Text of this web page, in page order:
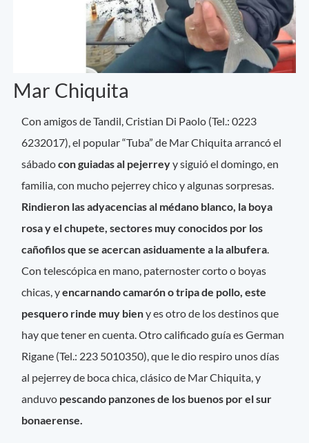
Mar Chiquita
Con amigos de Tandil, Cristian Di Paolo (Tel.: 0223
6232017), el popular “Tuba” de Mar Chiquita arrancó el
sábadocon guiadas al pejerreyy siguió el domingo, en
familia, con mucho pejerrey chico y algunas sorpresas.
Rindieron las adyacencias al médano blanco, la boya
rosa y el chupete, sectores muy conocidos por los
cañofilos que se acercan asiduamente a la albufera.
Con telescópica en mano, paternoster corto o boyas
chicas, yencarnando camarón o tripa de pollo, este
pesquero rinde muy bieny es otro de los destinos que
hay que tener en cuenta. Otro calificado guía es German
Rigane (Tel.: 223 5010350), que le dio respiro unos días
al pejerrey de boca chica, clásico de Mar Chiquita, y
anduvo pescando panzones de los buenos por el sur
bonaerense.